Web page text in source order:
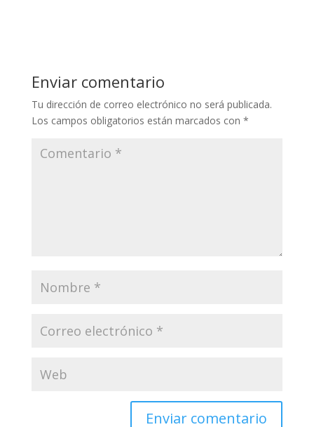
Enviar comentario
Tu dirección de correo electrónico no será publicada.
Los campos obligatorios están marcados con *